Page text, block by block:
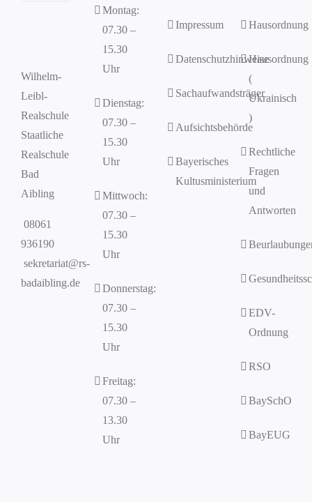
Wilhelm-
Leibl-
Realschule
Staatliche
Realschule
Bad
Aibling
08061
936190
sekretariat@rs-
badaibling.de
Montag:
07.30 –
15.30
Uhr
Dienstag:
07.30 –
15.30
Uhr
Mittwoch:
07.30 –
15.30
Uhr
Donnerstag:
07.30 –
15.30
Uhr
Freitag:
07.30 –
13.30
Uhr
Impressum
Datenschutzhinweise
Sachaufwandsträger
Aufsichtsbehörde
Bayerisches
Kultusministerium
Hausordnung
Hausordnung
(
Ukrainisch
)
Rechtliche
Fragen
und
Antworten
EDV-
Ordnung
RSO
BaySchO
BayEUG